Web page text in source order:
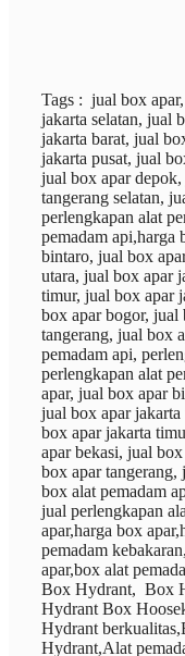
Tags : jual box
jakarta selatan, jual
jakarta barat, jual
jakarta pusat, jual
jual box apar
tangerang selatan,
perlengkapan alat
pemadam api,harga
bintaro, jual box
utara, jual box apar
timur, jual box apar
box apar bogor, jual
tangerang, jual box
pemadam api,
perlengkapan alat
apar, jual box apar
jual box apar
box apar jakarta
apar bekasi, jual
box apar tangerang,
box alat pemadam
jual perlengkapan
apar,harga box
pemadam
apar,box alat
Box Hydrant, Box
Hydrant Box
Hydrant
Hydrant,Alat